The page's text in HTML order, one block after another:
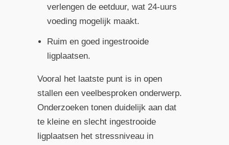
verlengen de eetduur, wat 24-uurs
voeding mogelijk maakt.
Ruim en goed ingestrooide
ligplaatsen.
Vooral het laatste punt is in open
stallen een veelbesproken onderwerp.
Onderzoeken tonen duidelijk aan dat
te kleine en slecht ingestrooide
ligplaatsen het stressniveau in